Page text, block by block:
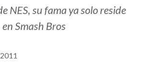
NES, su fama ya solo reside
en Smash Bros